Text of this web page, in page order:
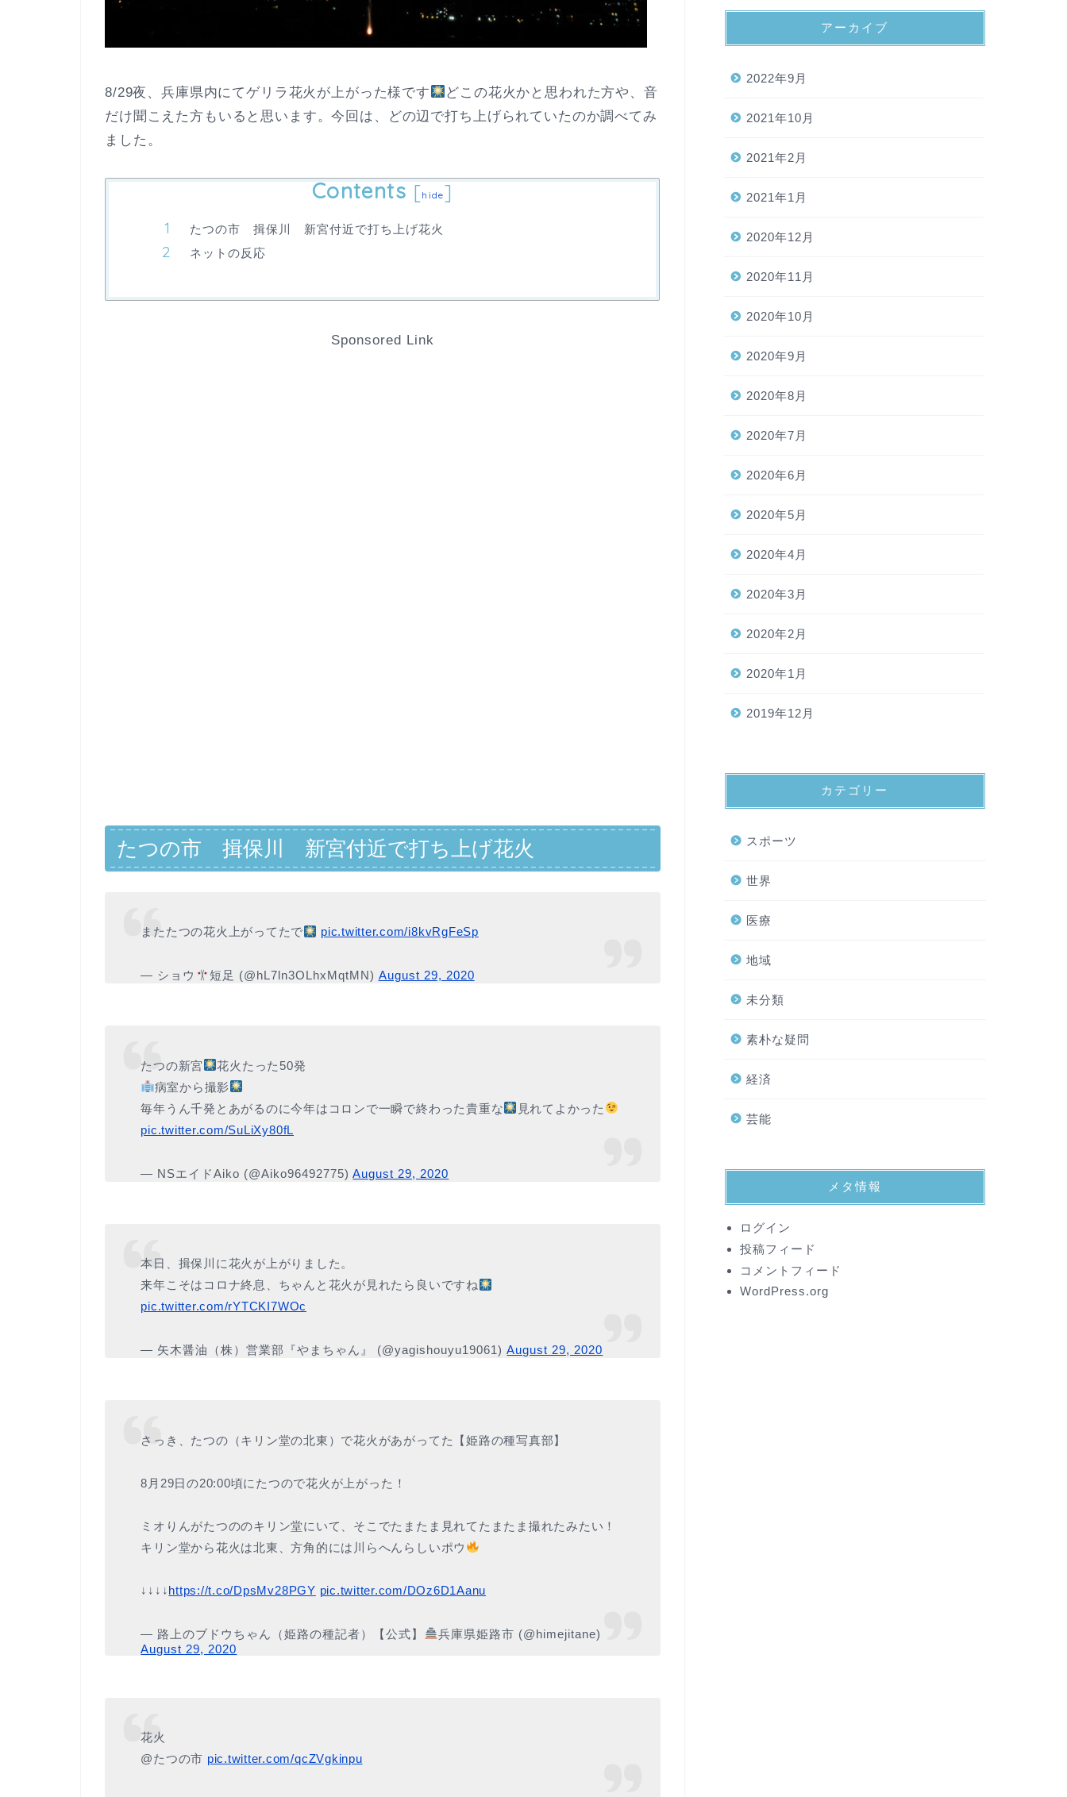
8/29夜、兵庫県内にてゲリラ花火が上がった様です
どこの花火かと思われた方や、音
だけ聞こえた方もいると思います。今回は、どの辺で打ち上げられていたのか調べてみ
ました。
Contents [hide]
たつの市 揖保川 新宮付近で打ち上げ花火
ネットの反応
Sponsored Link
たつの市 揖保川 新宮付近で打ち上げ花火
またたつの花火上がってたで pic.twitter.com/i8kvRgFeSp
— ショウ 短足 (@hL7ln3OLhxMqtMN) August 29, 2020
たつの新宮
花火たった50発
病室から撮影
毎年うん千発とあがるのに今年はコロンで一瞬で終わった貴重な
見れてよかった
pic.twitter.com/SuLiXy80fL
— NSエイドAiko (@Aiko96492775)August 29, 2020
本日、揖保川に花火が上がりました。
来年こそはコロナ終息、ちゃんと花火が見れたら良いですね
pic.twitter.com/rYTCKI7WOc
— 矢木醤油（株）営業部『やまちゃん』 (@yagishouyu19061)August 29, 2020
さっき、たつの（キリン堂の北東）で花火があがってた【姫路の種写真部】
8月29日の20:00頃にたつので花火が上がった！
ミオりんがたつののキリン堂にいて、そこでたまたま見れてたまたま撮れたみたい！
キリン堂から花火は北東、方角的には川らへんらしいポウ
↓↓↓↓https://t.co/DpsMv28PGY pic.twitter.com/DOz6D1Aanu
— 路上のブドウちゃん（姫路の種記者）【公式】
兵庫県姫路市 (@himejitane)
August 29, 2020
花火
@たつの市 pic.twitter.com/qcZVgkinpu
アーカイブ
2022年9月
2021年10月
2021年2月
2021年1月
2020年12月
2020年11月
2020年10月
2020年9月
2020年8月
2020年7月
2020年6月
2020年5月
2020年4月
2020年3月
2020年2月
2020年1月
2019年12月
カテゴリー
スポーツ
世界
医療
地域
未分類
素朴な疑問
経済
芸能
メタ情報
ログイン
投稿フィード
コメントフィード
WordPress.org